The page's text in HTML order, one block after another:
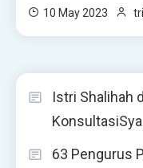
10 May 2023
Istri Shalihah
63 Pengurus